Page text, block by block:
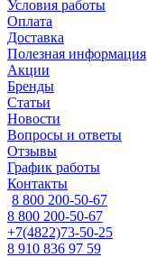
Условия работы
Оплата
Доставка
Полезная информация
Акции
Бренды
Статьи
Новости
Вопросы и ответы
Отзывы
График работы
Контакты
8 800 200-50-67
8 800 200-50-67
+7(4822)73-50-25
8 910 836 97 59